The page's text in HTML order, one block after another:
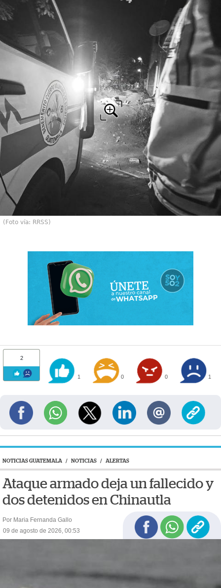
(Foto vía: RRSS)
2
1 0 0 1
NOTICIAS GUATEMALA / NOTICIAS / ALERTAS
Ataque armado deja un fallecido y
dos detenidos en Chinautla
Por Maria Fernanda Gallo
09 de agosto de 2026, 00:53